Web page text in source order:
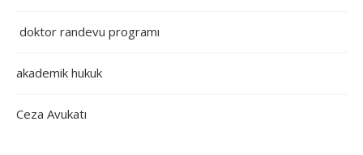
doktor randevu programı
akademik hukuk
Ceza Avukatı